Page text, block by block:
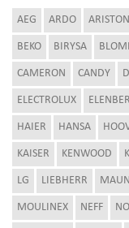
AEG ARDO ARISTON
BEKO BIRYSA
CAMERON CANDY
ELECTROLUX
HAIER HANSA
KAISER KENWOOD
LG LIEBHERR
MOULINEX NEFF